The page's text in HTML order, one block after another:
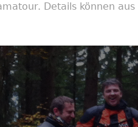
Details können